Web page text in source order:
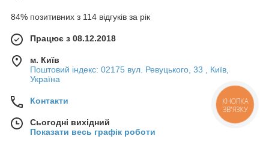
84% позитивних з 114 відгуків за рік
Працює з 08.12.2018
м. Київ
Поштовий індекс: 02175 вул. Ревуцького, 33 , Київ,
Україна
Контакти
Сьогодні вихідний
Показати весь графік роботи
КНОПКА
ЗВ'ЯЗКУ